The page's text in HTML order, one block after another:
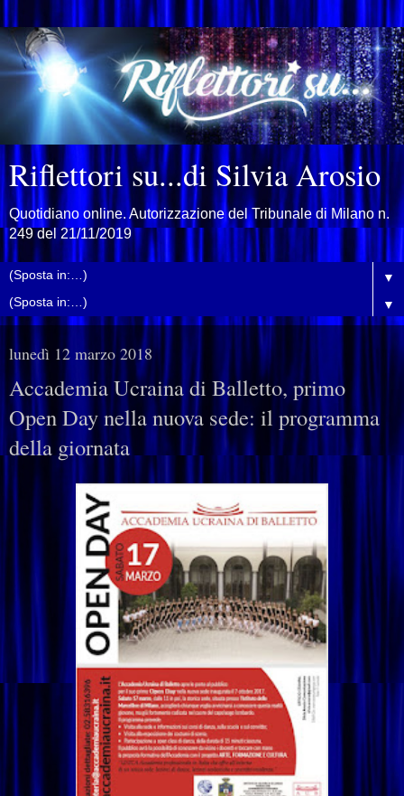
Riflettori su...di Silvia Arosio
Quotidiano online. Autorizzazione del Tribunale di Milano n.
249 del 21/11/2019
▼
▼
lunedì 12 marzo 2018
Accademia Ucraina di Balletto, primo
Open Day nella nuova sede: il programma
della giornata